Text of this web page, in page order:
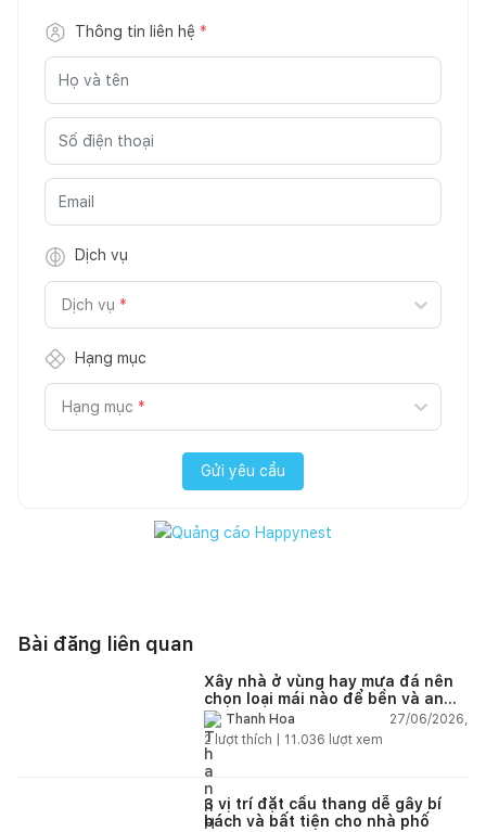
Thông tin liên hệ *
Dịch vụ
Dịch vụ *
Hạng mục
Hạng mục *
Gửi yêu cầu
Bài đăng liên quan
Xây nhà ở vùng hay mưa đá nên
chọn loại mái nào để bền và an
toàn?Thanh Hoa
27/06/2026,
2 lượt thích | 11.036 lượt xem
3 vị trí đặt cầu thang dễ gây bí
bách và bất tiện cho nhà phố